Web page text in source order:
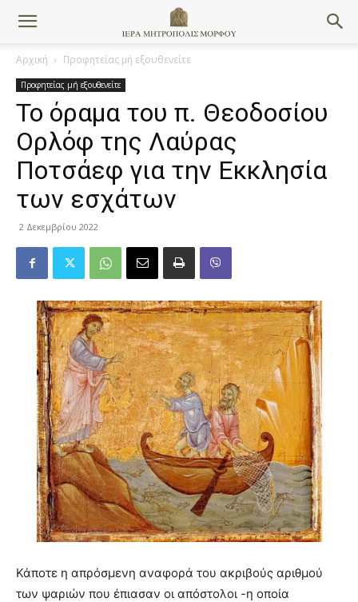
Αρχική Προφητείας μή εξουθενείτε
Προφητείας μή εξουθενείτε
Το όραμα του π. Θεοδοσίου
Ορλόφ της Λαύρας
Ποτσάεφ για την Εκκλησία
των εσχάτων
2 Δεκεμβρίου 2022
Κάποτε η απρόσμενη αναφορά του ακριβούς αριθμού
των ψαριών που έπιασαν οι απόστολοι -η οποία